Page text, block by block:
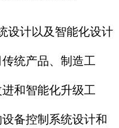
设计以及智能化设计
统产品、制造工
和智能化升级工
备控制系统设计和